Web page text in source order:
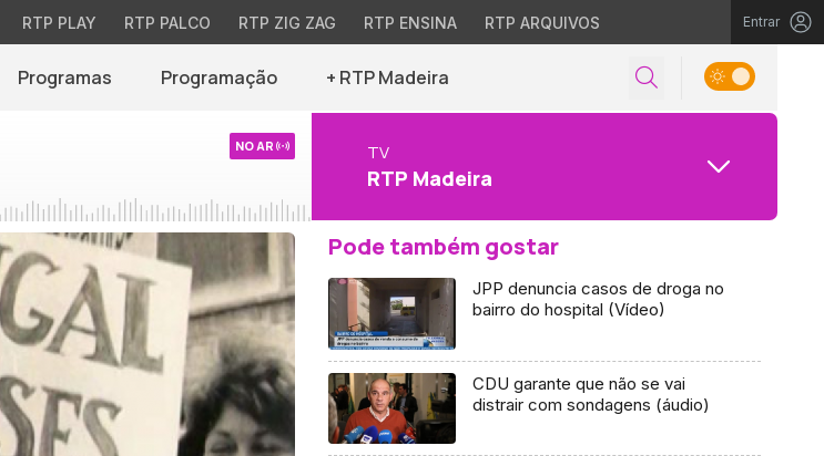
RTP PLAY RTP PALCO RTP ZIG ZAG RTP ENSINA RTP ARQUIVOS Entrar
Programas Programação + RTP Madeira
NO AR TV
RTP Madeira
Pode também gostar
JPP denuncia casos de droga no
bairro do hospital (Vídeo)
CDU garante que não se vai
distrair com sondagens (áudio)